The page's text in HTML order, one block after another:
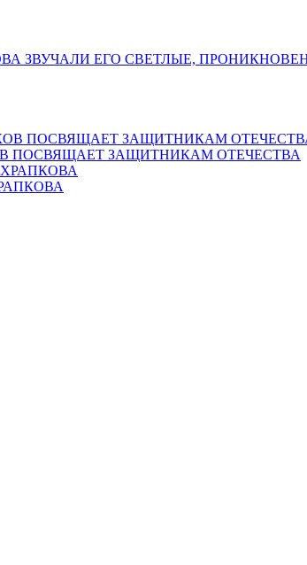
ЗВУЧАЛИ ЕГО СВЕТЛЫЕ,
ПОСВЯЩАЕТ ЗАЩИТНИКАМ ОТЕЧЕСТВА